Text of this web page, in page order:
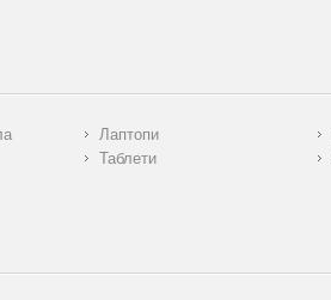
Лаптопи
Таблети